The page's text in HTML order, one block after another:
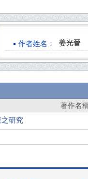
作者姓名： 姜光晉
著作名
研究